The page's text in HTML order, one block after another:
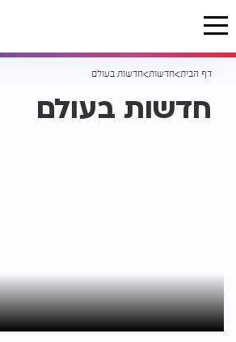
דף הבית חדשות חדשות בעולם
חדשות בעולם